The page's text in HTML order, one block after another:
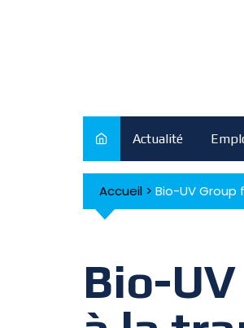
Actualité
Accueil > Bio-UV
Bio-